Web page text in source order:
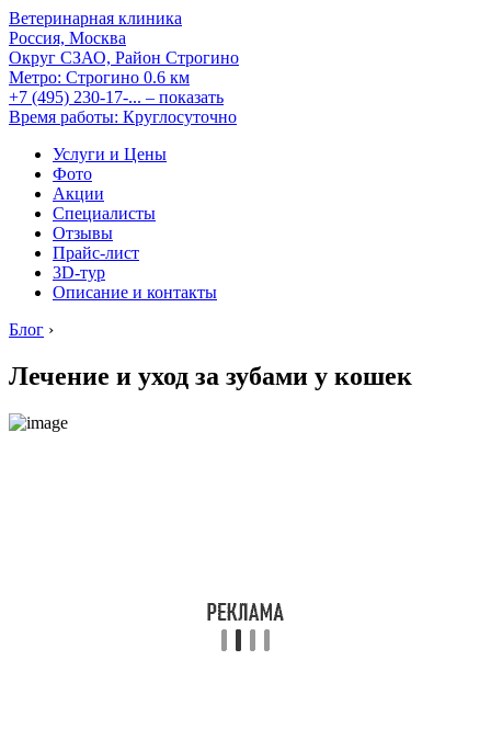
Ветеринарная клиника
Россия, Москва
Округ СЗАО, Район Строгино
Метро: Строгино 0.6 км
+7 (495) 230-17-... – показать
Время работы: Круглосуточно
Услуги и Цены
Фото
Акции
Специалисты
Отзывы
Прайс-лист
3D-тур
Описание и контакты
Блог ›
Лечение и уход за зубами у кошек